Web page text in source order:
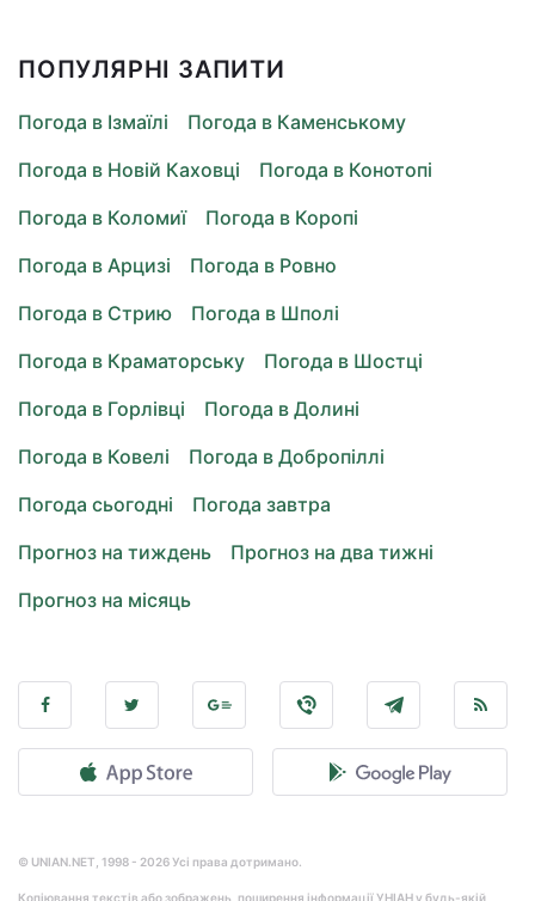
ПОПУЛЯРНІ ЗАПИТИ
Погода в Ізмаїлі
Погода в Каменському
Погода в Новій Каховці
Погода в Конотопі
Погода в Коломиї
Погода в Коропі
Погода в Арцизі
Погода в Ровно
Погода в Стрию
Погода в Шполі
Погода в Краматорську
Погода в Шостці
Погода в Горлівці
Погода в Долині
Погода в Ковелі
Погода в Добропіллі
Погода сьогодні
Погода завтра
Прогноз на тиждень
Прогноз на два тижні
Прогноз на місяць
© UNIAN.NET, 1998 - 2026 Усі права дотримано.
Копіювання текстів або зображень, поширення інформації УНІАН у будь-якій